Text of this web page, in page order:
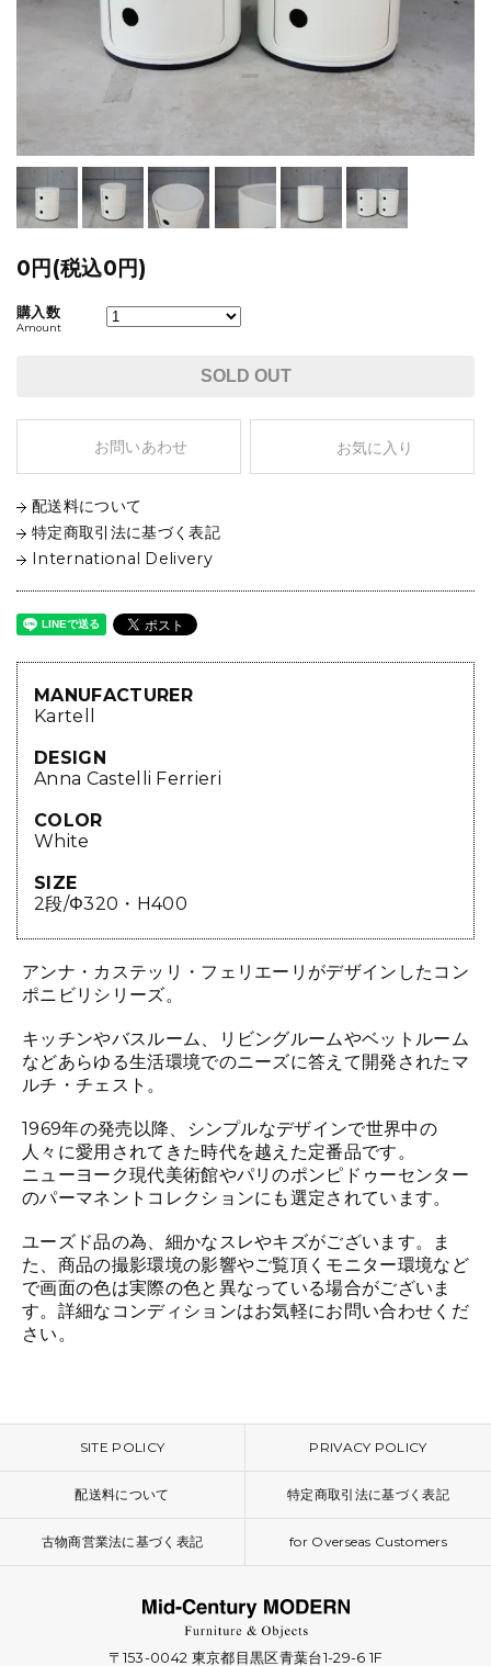
0円(税込0円)
購入数
Amount
SOLD OUT
お問いあわせ お気に入り
配送料について
特定商取引法に基づく表記
International Delivery
MANUFACTURER
Kartell
DESIGN
Anna Castelli Ferrieri
COLOR
White
SIZE
2段/Φ320・H400
アンナ・カステッリ・フェリエーリがデザインしたコン
ポニビリシリーズ。
キッチンやバスルーム、リビングルームやベットルーム
などあらゆる生活環境でのニーズに答えて開発されたマ
ルチ・チェスト。
1969年の発売以降、シンプルなデザインで世界中の
人々に愛用されてきた時代を越えた定番品です。
ニューヨーク現代美術館やパリのポンピドゥーセンター
のパーマネントコレクションにも選定されています。
ユーズド品の為、細かなスレやキズがございます。ま
た、商品の撮影環境の影響やご覧頂くモニター環境など
で画面の色は実際の色と異なっている場合がございま
す。詳細なコンディションはお気軽にお問い合わせくだ
さい。
SITE POLICY PRIVACY POLICY
配送料について 特定商取引法に基づく表記
古物商営業法に基づく表記 for Overseas Customers
〒153-0042 東京都目黒区青葉台1-29-6 1F